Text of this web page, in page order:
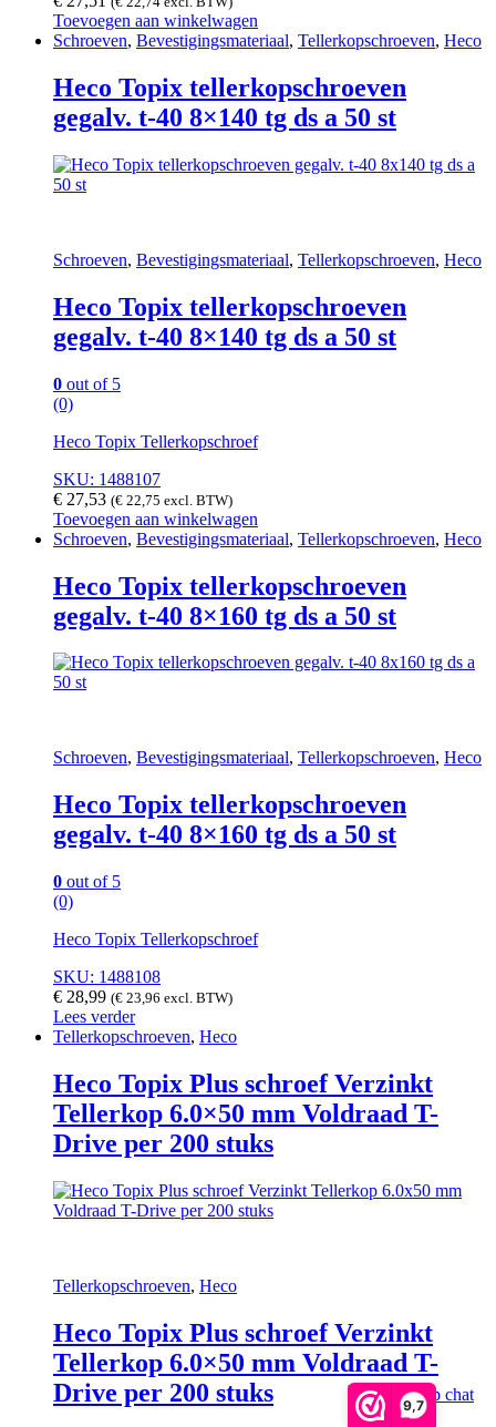
9,7
Toevoegen aan winkelwagen
Schroeven, Bevestigingsmateriaal, Tellerkopschroeven, Heco
Heco Topix tellerkopschroeven
gegalv. t-40 8×140 tg ds a 50 st
Schroeven, Bevestigingsmateriaal, Tellerkopschroeven, Heco
Heco Topix tellerkopschroeven
gegalv. t-40 8×140 tg ds a 50 st
0 out of 5
(0)
Heco Topix Tellerkopschroef
SKU: 1488107
€ 27,53 (€ 22,75 excl. BTW)
Toevoegen aan winkelwagen
Schroeven, Bevestigingsmateriaal, Tellerkopschroeven, Heco
Heco Topix tellerkopschroeven
gegalv. t-40 8×160 tg ds a 50 st
Schroeven, Bevestigingsmateriaal, Tellerkopschroeven, Heco
Heco Topix tellerkopschroeven
gegalv. t-40 8×160 tg ds a 50 st
0 out of 5
(0)
Heco Topix Tellerkopschroef
SKU: 1488108
€ 28,99 (€ 23,96 excl. BTW)
Lees verder
Tellerkopschroeven, Heco
Heco Topix Plus schroef Verzinkt
Tellerkop 6.0×50 mm Voldraad T-
Drive per 200 stuks
Tellerkopschroeven, Heco
Heco Topix Plus schroef Verzinkt
Tellerkop 6.0×50 mm Voldraad T-
Drive per 200 stuks